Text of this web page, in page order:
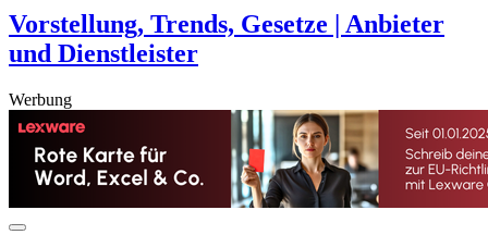
Vorstellung, Trends, Gesetze | Anbieter
und Dienstleister
Werbung